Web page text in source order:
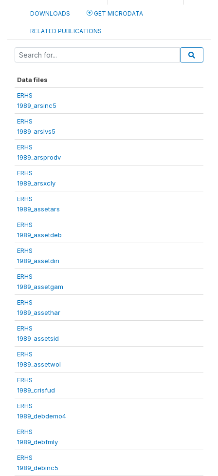
DOWNLOADS GET MICRODATA
RELATED PUBLICATIONS
Data files
ERHS
1989_arsinc5
ERHS
1989_arslvs5
ERHS
1989_arsprodv
ERHS
1989_arsxcly
ERHS
1989_assetars
ERHS
1989_assetdeb
ERHS
1989_assetdin
ERHS
1989_assetgam
ERHS
1989_assethar
ERHS
1989_assetsid
ERHS
1989_assetwol
ERHS
1989_crisfud
ERHS
1989_debdemo4
ERHS
1989_debfmly
ERHS
1989_debinc5